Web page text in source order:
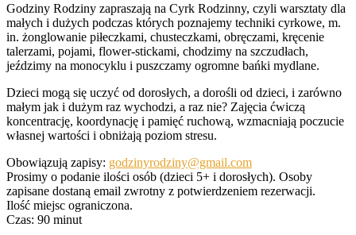
Godziny Rodziny zapraszają na Cyrk Rodzinny, czyli warsztaty dla
małych i dużych podczas których poznajemy techniki cyrkowe, m.
in. żonglowanie piłeczkami, chusteczkami, obręczami, kręcenie
talerzami, pojami, flower-stickami, chodzimy na szczudłach,
jeździmy na monocyklu i puszczamy ogromne bańki mydlane.
Dzieci mogą się uczyć od dorosłych, a dorośli od dzieci, i zarówno
małym jak i dużym raz wychodzi, a raz nie? Zajęcia ćwiczą
koncentrację, koordynację i pamięć ruchową, wzmacniają poczucie
własnej wartości i obniżają poziom stresu.
Obowiązują zapisy: godzinyrodziny@gmail.com
Prosimy o podanie ilości osób (dzieci 5+ i dorosłych). Osoby
zapisane dostaną email zwrotny z potwierdzeniem rezerwacji.
Ilość miejsc ograniczona.
Czas: 90 minut